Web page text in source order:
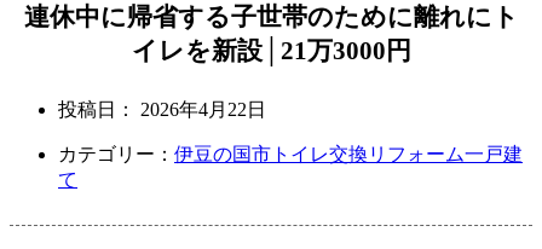
連休中に帰省する子世帯のために離れにト
イレを新設│21万3000円
投稿日： 2026年4月22日
カテゴリー： 伊豆の国市 トイレ交換リフォーム一戸建
て